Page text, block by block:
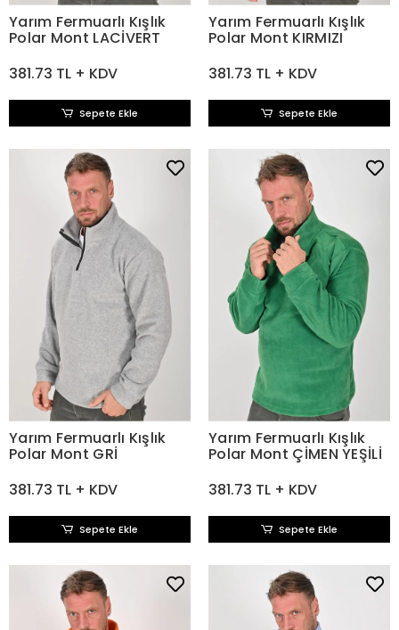
Yarım Fermuarlı Kışlık
Polar Mont LACİVERT
381.73 TL + KDV
Sepete Ekle
Yarım Fermuarlı Kışlık
Polar Mont KIRMIZI
381.73 TL + KDV
Sepete Ekle
Yarım Fermuarlı Kışlık
Polar Mont GRİ
381.73 TL + KDV
Sepete Ekle
Yarım Fermuarlı Kışlık
Polar Mont ÇİMEN YEŞİLİ
381.73 TL + KDV
Sepete Ekle